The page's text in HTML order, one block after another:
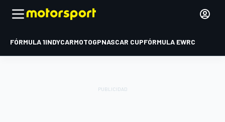
FÓRMULA 1INDYCARMOTOGPNASCAR CUPFÓRMULA EWRC